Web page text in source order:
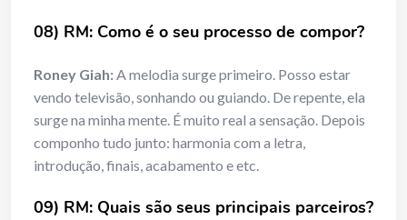
08) RM: Como é o seu processo de compor?
Roney Giah:A melodia surge primeiro. Posso estar
vendo televisão, sonhando ou guiando. De repente, ela
surge na minha mente. É muito real a sensação. Depois
componho tudo junto: harmonia com a letra,
introdução, finais, acabamento e etc.
09) RM: Quais são seus principais parceiros?